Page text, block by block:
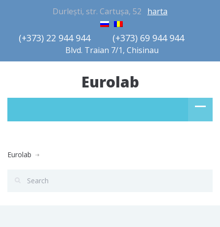
Durlești, str. Cartușa, 52 harta
(+373) 22 944 944         (+373) 69 944 944
Blvd. Traian 7/1, Chisinau
Eurolab
Eurolab